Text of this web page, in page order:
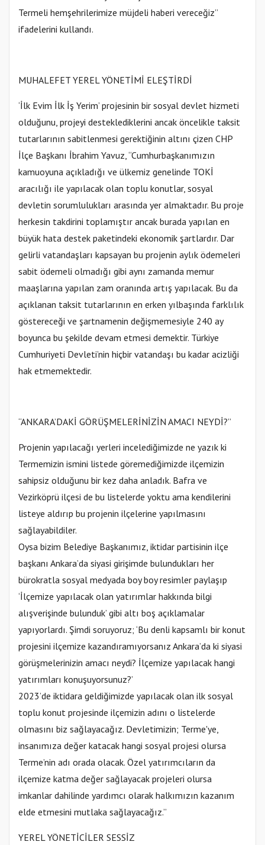
Termeli hemşehrilerimize müjdeli haberi vereceğiz”
ifadelerini kullandı.
MUHALEFET YEREL YÖNETİMİ ELEŞTİRDİ
‘İlk Evim İlk İş Yerim’ projesinin bir sosyal devlet hizmeti
olduğunu, projeyi desteklediklerini ancak öncelikle taksit
tutarlarının sabitlenmesi gerektiğinin altını çizen CHP
İlçe Başkanı İbrahim Yavuz, “Cumhurbaşkanımızın
kamuoyuna açıkladığı ve ülkemiz genelinde TOKİ
aracılığı ile yapılacak olan toplu konutlar, sosyal
devletin sorumlulukları arasında yer almaktadır. Bu proje
herkesin takdirini toplamıştır ancak burada yapılan en
büyük hata destek paketindeki ekonomik şartlardır. Dar
gelirli vatandaşları kapsayan bu projenin aylık ödemeleri
sabit ödemeli olmadığı gibi aynı zamanda memur
maaşlarına yapılan zam oranında artış yapılacak. Bu da
açıklanan taksit tutarlarının en erken yılbaşında farklılık
göstereceği ve şartnamenin değişmemesiyle 240 ay
boyunca bu şekilde devam etmesi demektir. Türkiye
Cumhuriyeti Devleti’nin hiçbir vatandaşı bu kadar acizliği
hak etmemektedir.
“ANKARA’DAKİ GÖRÜŞMELERİNİZİN AMACI NEYDİ?”
Projenin yapılacağı yerleri incelediğimizde ne yazık ki
Termemizin ismini listede göremediğimizde ilçemizin
sahipsiz olduğunu bir kez daha anladık. Bafra ve
Vezirköprü ilçesi de bu listelerde yoktu ama kendilerini
listeye aldırıp bu projenin ilçelerine yapılmasını
sağlayabildiler.
Oysa bizim Belediye Başkanımız, iktidar partisinin ilçe
başkanı Ankara’da siyasi girişimde bulundukları her
bürokratla sosyal medyada boy boy resimler paylaşıp
‘İlçemize yapılacak olan yatırımlar hakkında bilgi
alışverişinde bulunduk’ gibi altı boş açıklamalar
yapıyorlardı. Şimdi soruyoruz; ‘Bu denli kapsamlı bir konut
projesini ilçemize kazandıramıyorsanız Ankara’da ki siyasi
görüşmelerinizin amacı neydi? İlçemize yapılacak hangi
yatırımları konuşuyorsunuz?’
2023’de iktidara geldiğimizde yapılacak olan ilk sosyal
toplu konut projesinde ilçemizin adını o listelerde
olmasını biz sağlayacağız. Devletimizin; Terme'ye,
insanımıza değer katacak hangi sosyal projesi olursa
Terme’nin adı orada olacak. Özel yatırımcıların da
ilçemize katma değer sağlayacak projeleri olursa
imkanlar dahilinde yardımcı olarak halkımızın kazanım
elde etmesini mutlaka sağlayacağız.”
YEREL YÖNETİCİLER SESSİZ